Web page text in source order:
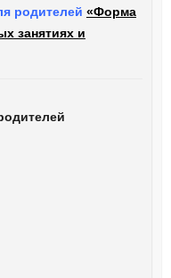
родителей «Форма
занятиях и